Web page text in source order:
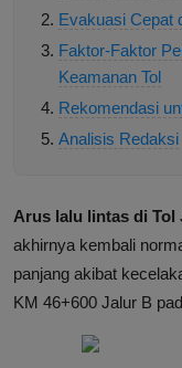
Evakuasi Cepat
Faktor-Faktor
Keamanan Tol
Rekomendasi
Analisis Redaksi
Arus lalu lintas di Tol
akhirnya kembali
panjang akibat
KM 46+600 Jalur B